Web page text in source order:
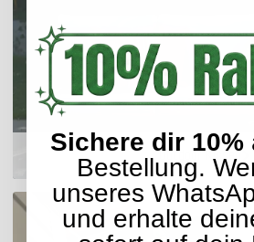
Outdoor Kissen
Sichere dir 10%
Bestellung.
unseres
und erhalte